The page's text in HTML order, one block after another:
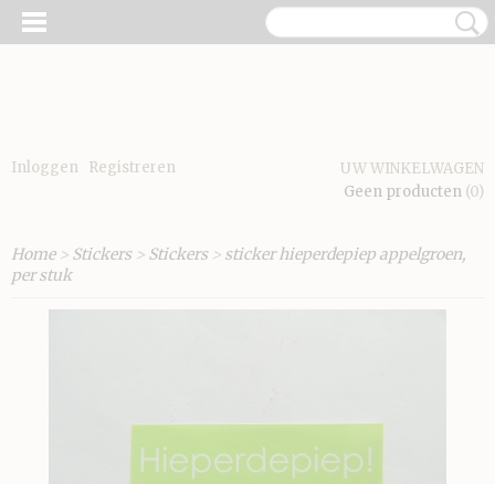
Inloggen Registreren
UW WINKELWAGEN
Geen producten (0)
Home> Stickers> Stickers> sticker hieperdepiep appelgroen,
per stuk